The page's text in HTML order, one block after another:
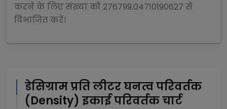
करने के लिए संख्या को 276799.04710190627 से
विभाजितकरें।
डेसिग्राम प्रति लीटरघनत्व परिवर्तक
(Density) इकाई परिवर्तक चार्ट